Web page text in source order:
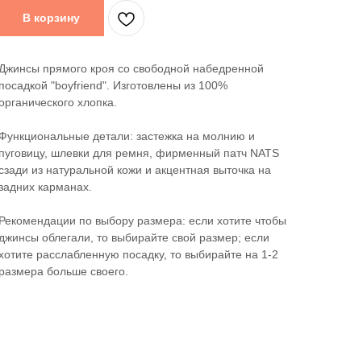
В корзину
Джинсы прямого кроя со свободной набедренной
посадкой "boyfriend". Изготовлены из 100%
хлопка.
детали: застежка на молнию и
пуговицу, шлевки для ремня, фирменный патч NATS
из натуральной кожи и акцентная выточка на
карманах.
Рекомендации по выбору размера: если хотите чтобы
джинсы облегали, то выбирайте свой размер; если
расслабленную посадку, то выбирайте на 1-2
размера больше своего.